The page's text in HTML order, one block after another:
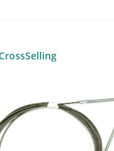
überspringen